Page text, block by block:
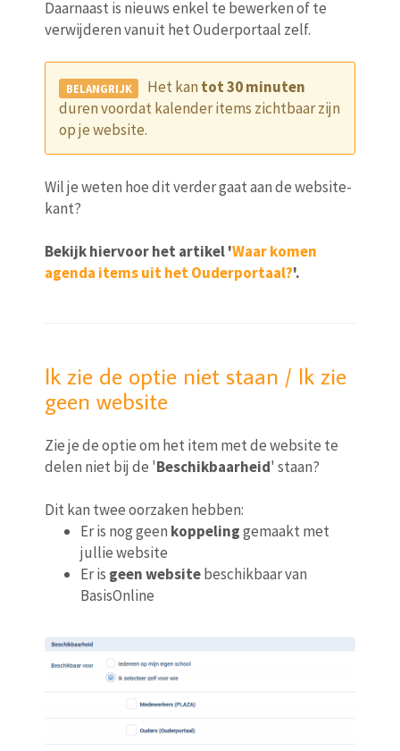
Daarnaast is nieuws enkel te bewerken of te
verwijderen vanuit het Ouderportaal zelf.
Het kan tot 30 minuten
duren voordat kalender items zichtbaar zijn
op je website.
Wil je weten hoe dit verder gaat aan de website-
kant?
Bekijk hiervoor het artikel 'Waar komen
agenda items uit het Ouderportaal?'.
Ik zie de optie niet staan / Ik zie
geen website
Zie je de optie om het item met de website te
delen niet bij de 'Beschikbaarheid' staan?
Dit kan twee oorzaken hebben:
Er is nog geen koppelinggemaakt met
jullie website
Er is geen websitebeschikbaar van
BasisOnline